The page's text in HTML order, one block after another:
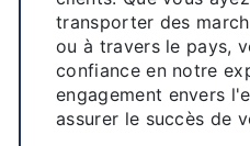
transporter des
ou à travers le pays,
confiance en notre
engagement envers
assurer le succès de